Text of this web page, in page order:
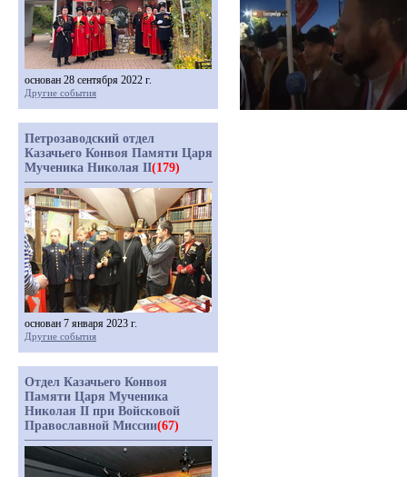
основан 28 сентября 2022 г.
Другие события
Петрозаводский отдел
Казачьего Конвоя Памяти Царя
Мученика Николая II(179)
основан 7 января 2023 г.
Другие события
Отдел Казачьего Конвоя
Памяти Царя Мученика
Николая II при Войсковой
Православной Миссии(67)